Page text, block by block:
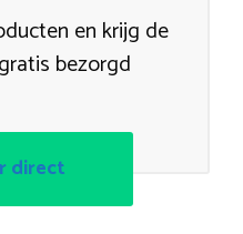
en krijg de
bezorgd
direct